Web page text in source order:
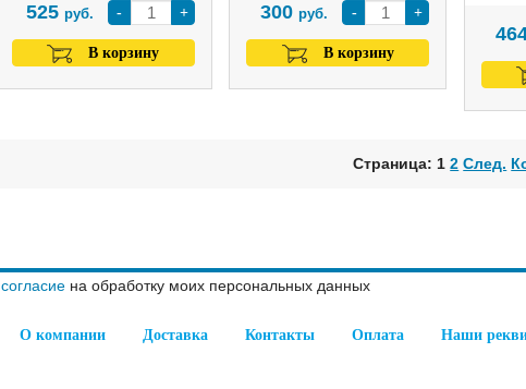
- +
525 руб.
В корзину
- +
300 руб.
В корзину
Страница: 12 След.
О компании Доставка Контакты Оплата Наши
согласие на обработку моих персональных данных